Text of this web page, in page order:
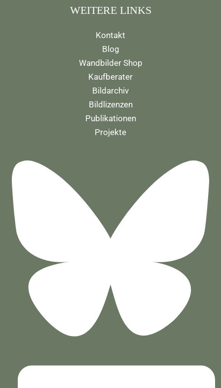
WEITERE LINKS
Kontakt
Blog
Wandbilder Shop
Kaufberater
Bildarchiv
Bildlizenzen
Publikationen
Projekte